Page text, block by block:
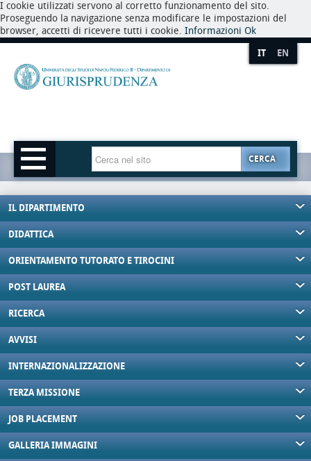
I cookie utilizzati servono al corretto funzionamento del sito.
Proseguendo la navigazione senza modificare le impostazioni del
browser, accetti di ricevere tutti i cookie. Informazioni Ok
IT EN
CERCA
IL DIPARTIMENTO
DIDATTICA
ORIENTAMENTO TUTORATO E TIROCINI
POST LAUREA
RICERCA
AVVISI
INTERNAZIONALIZZAZIONE
TERZA MISSIONE
JOB PLACEMENT
GALLERIA IMMAGINI